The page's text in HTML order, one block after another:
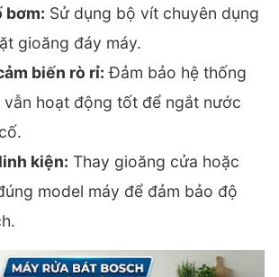
bơm: Sử dụng bộ vít chuyên dụng
gioăng đáy máy.
biến rò rỉ: Đảm bảo hệ thống
vẫn hoạt động tốt để ngắt nước
kiện: Thay gioăng cửa hoặc
model máy để đảm bảo độ